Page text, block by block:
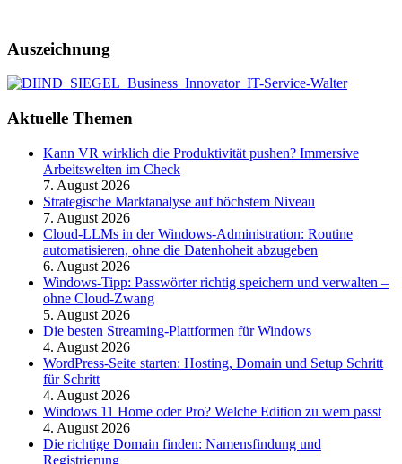
Auszeichnung
Aktuelle Themen
Kann VR wirklich die Produktivität pushen? Immersive
Arbeitswelten im Check
7. August 2026
Strategische Marktanalyse auf höchstem Niveau
7. August 2026
Cloud-LLMs in der Windows-Administration: Routine
automatisieren, ohne die Datenhoheit abzugeben
6. August 2026
Windows-Tipp: Passwörter richtig speichern und verwalten –
ohne Cloud-Zwang
5. August 2026
Die besten Streaming-Plattformen für Windows
4. August 2026
WordPress-Seite starten: Hosting, Domain und Setup Schritt
für Schritt
4. August 2026
Windows 11 Home oder Pro? Welche Edition zu wem passt
4. August 2026
Die richtige Domain finden: Namensfindung und
Registrierung